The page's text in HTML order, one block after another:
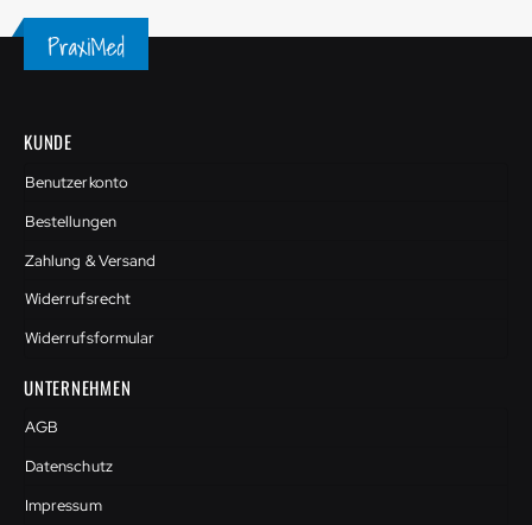
KUNDE
Benutzerkonto
Bestellungen
Zahlung & Versand
Widerrufsrecht
Widerrufsformular
UNTERNEHMEN
AGB
Datenschutz
Impressum